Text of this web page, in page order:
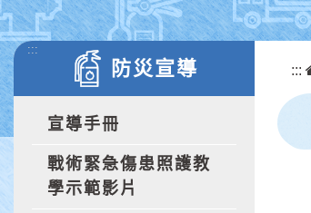
:::
防災宣導
宣導手冊
戰術緊急傷患照護教
學示範影片
:::